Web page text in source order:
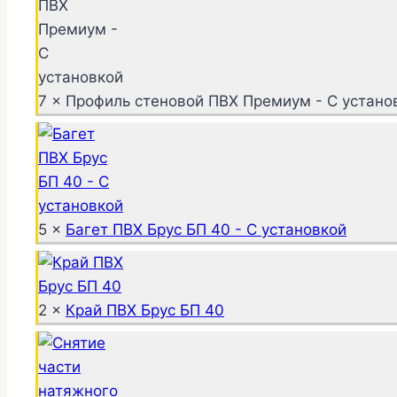
7 × Профиль стеновой ПВХ Премиум - С
5 × Багет ПВХ Брус БП 40 - С установкой
2 × Край ПВХ Брус БП 40